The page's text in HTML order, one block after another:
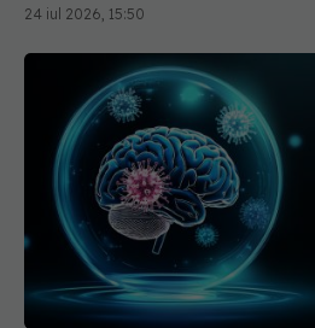
24 iul 2026, 15:50